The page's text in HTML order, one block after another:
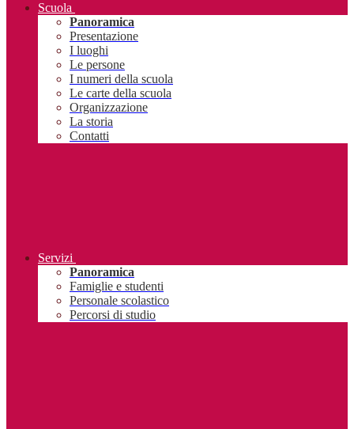
Scuola
Panoramica
Presentazione
I luoghi
Le persone
I numeri della scuola
Le carte della scuola
Organizzazione
La storia
Contatti
Servizi
Panoramica
Famiglie e studenti
Personale scolastico
Percorsi di studio